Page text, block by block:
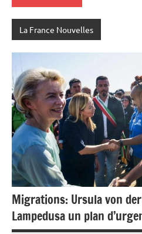
La France Nouvelles
Migrations: Ursula von
Lampedusa un plan